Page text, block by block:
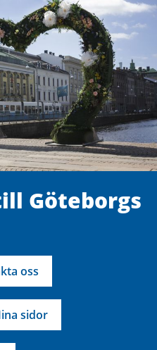
Göteborgs
oss
sidor